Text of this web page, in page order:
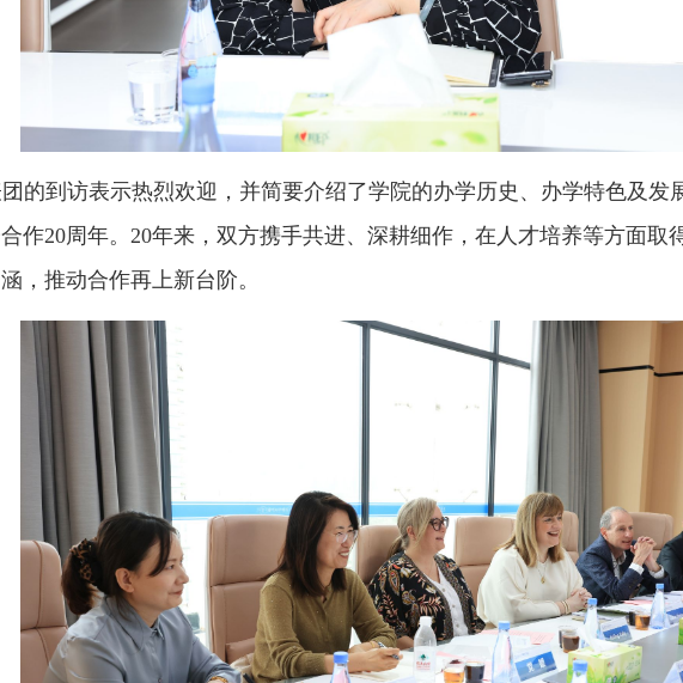
的到访表示热烈欢迎，并简要介绍了学院的办学历史、办学特色及发
作20周年。20年来，双方携手共进、深耕细作，在人才培养等方面取
，推动合作再上新台阶。